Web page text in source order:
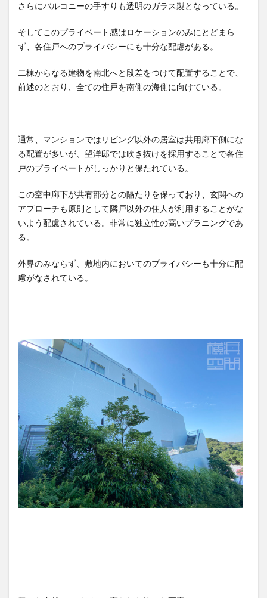
さらにバルコニーの手すりも透明のガラス製となっている。
そしてこのプライベート感はロケーションのみにとどまら
ず、各住戸へのプライバシーにも十分な配慮がある。
二棟からなる建物を南北へと段差をつけて配置することで、
前述のとおり、全ての住戸を南側の海側に向けている。
通常、マンションではリビング以外の居室は共用廊下側にな
る配置が多いが、望洋邸では吹き抜けを採用することで各住
戸のプライベートがしっかりと保たれている。
この空中廊下が共有部分との隔たりを保っており、玄関への
アプローチも原則として隣戸以外の住人が利用することがな
いよう配慮されている。非常に独立性の高いプラニングであ
る。
外界のみならず、敷地内においてのプライバシーも十分に配
慮がなされている。